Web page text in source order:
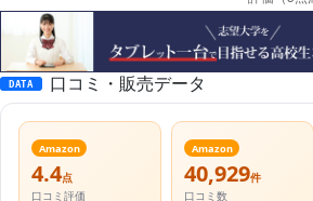
DATA 口コミ・販売データ
Amazon
4.4点
口コミ評価
Amazon
40,929件
口コミ数